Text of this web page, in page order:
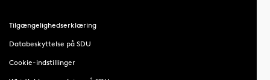
Tilgængelighedserklæring
Databeskyttelse på SDU
Cookie-indstillinger